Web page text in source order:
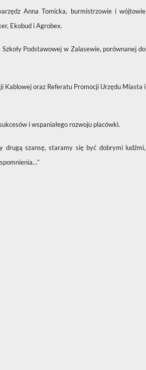
Anna Tomicka, burmistrzowie i wójtowie
Ekobud i Agrobex.
Podstawowej w Zalasewie, porównanej do
Kablowej oraz Referatu Promocji Urzędu Miasta i
i wspaniałego rozwoju placówki.
drugą szansę, staramy się być dobrymi ludźmi,